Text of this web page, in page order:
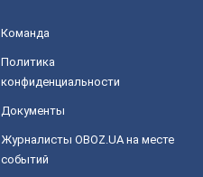
Команда
Политика
конфиденциальности
Документы
Журналисты OBOZ.UA на месте
событий